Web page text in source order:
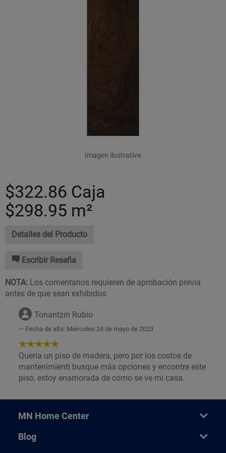
Imagen ilustrativa
$322.86 Caja
$298.95 m²
Detalles del Producto
Escribir Reseña
NOTA: Los comentarios requieren de aprobación previa
antes de que sean exhibidos.
Tonantzin Rubio
Fecha de alta: Miércoles 24 de mayo de 2023
5
de
5
Estrellas!
Queria un piso de madera, pero por los costos de
mantenimienti busque más opciones y encontre este
piso, estoy enamorada de como se ve mi casa.
MN Home Center
Blog